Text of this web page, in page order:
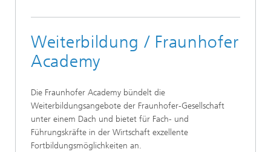
Weiterbildung / Fraunhofer
Academy
Die Fraunhofer Academy bündelt die
Weiterbildungsangebote der Fraunhofer-Gesellschaft
unter einem Dach und bietet für Fach- und
Führungskräfte in der Wirtschaft exzellente
Fortbildungsmöglichkeiten an.